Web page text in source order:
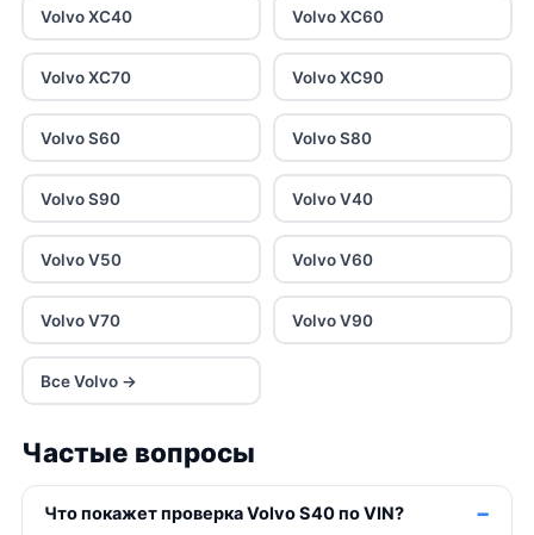
Volvo XC40 Volvo XC60
Volvo XC70 Volvo XC90
Volvo S60 Volvo S80
Volvo S90 Volvo V40
Volvo V50 Volvo V60
Volvo V70 Volvo V90
Все Volvo →
Частые вопросы
Что покажет проверка Volvo S40 по VIN?